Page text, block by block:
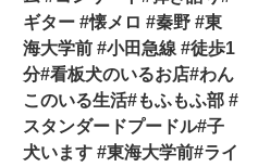
ギター #懐メロ #秦野 #東
海大学前 #小田急線 #徒歩1
分#看板犬のいるお店#わん
このいる生活#もふもふ部 #
スタンダードプードル#子
犬います #東海大学前#ライ